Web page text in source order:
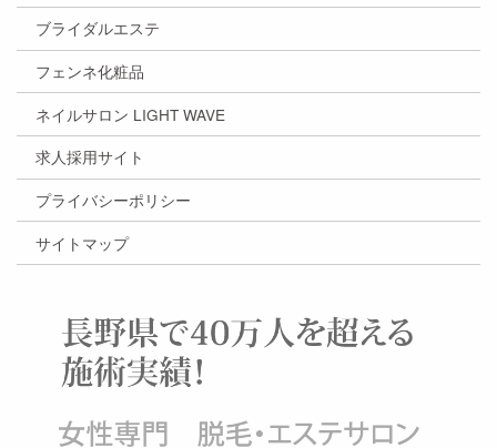
ブライダルエステ
フェンネ化粧品
ネイルサロン LIGHT WAVE
求人採用サイト
プライバシーポリシー
サイトマップ